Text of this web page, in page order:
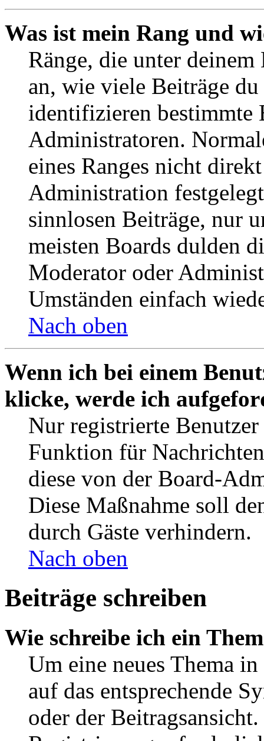
Was ist mein Rang und
Ränge, die unter deinem
an, wie viele Beiträge
identifizieren bestimmte
Administratoren.
eines Ranges nicht
Administration
sinnlosen Beiträge, nur
meisten Boards dulden
Moderator oder
Umständen einfach
Nach oben
Wenn ich bei einem
klicke, werde ich
Nur registrierte
Funktion für
diese von der Board-
Diese Maßnahme soll
durch Gäste verhindern.
Nach oben
Beiträge schreiben
Wie schreibe ich ein
Um eine neues Thema
auf das entsprechende
oder der